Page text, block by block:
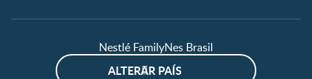
Nestlé FamilyNes Brasil
ALTERAR PAÍS